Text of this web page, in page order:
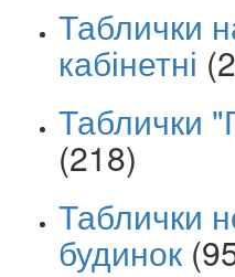
Таблички
кабінетні
Таблички
(218)
Таблички
будинок